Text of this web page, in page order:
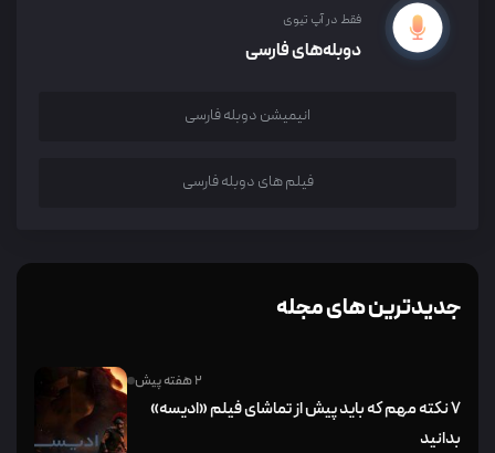
فقط در آپ تیوی
دوبله‌های فارسی
انیمیشن دوبله فارسی
فیلم های دوبله فارسی
جدیدترین های مجله
2 هفته پیش
۷ نکته مهم که باید پیش از تماشای فیلم «ادیسه»
بدانید